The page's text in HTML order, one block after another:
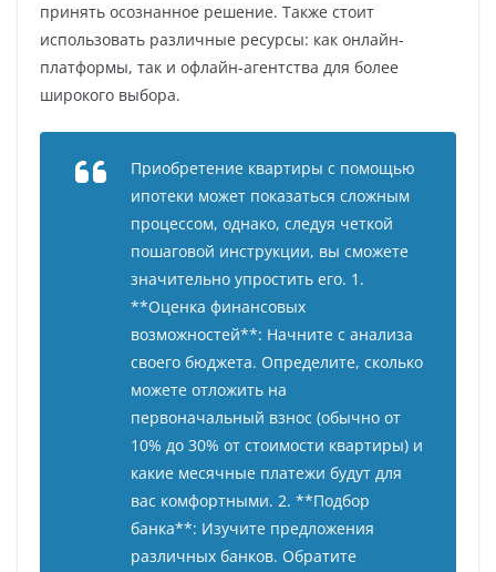
принять осознанное решение. Также стоит
использовать различные ресурсы: как онлайн-
платформы, так и офлайн-агентства для более
широкого выбора.
Приобретение квартиры с помощью
ипотеки может показаться сложным
процессом, однако, следуя четкой
пошаговой инструкции, вы сможете
значительно упростить его. 1.
**Оценка финансовых
возможностей**: Начните с анализа
своего бюджета. Определите, сколько
можете отложить на
первоначальный взнос (обычно от
10% до 30% от стоимости квартиры) и
какие месячные платежи будут для
вас комфортными. 2. **Подбор
банка**: Изучите предложения
различных банков. Обратите